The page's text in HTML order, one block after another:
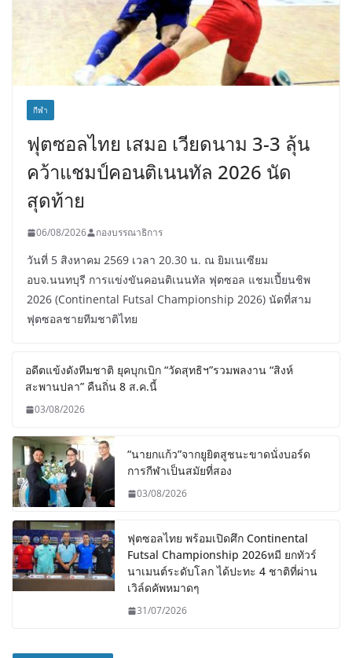
กีฬา
ฟุตซอลไทย เสมอ เวียดนาม 3-3 ลุ้น
คว้าแชมป์คอนติเนนทัล 2026 นัด
สุดท้าย
06/08/2026 กองบรรณาธิการ
วันที่ 5 สิงหาคม 2569 เวลา 20.30 น. ณ ยิมเนเซียม
อบจ.นนทบุรี การแข่งขันคอนติเนนทัล ฟุตซอล แชมเปี้ยนชิพ
2026 (Continental Futsal Championship 2026) นัดที่สาม
ฟุตซอลชายทีมชาติไทย
อดีตแข้งดังทีมชาติ ยุคบุกเบิก “วัดสุทธิฯ”รวมพลงาน “สิงห์
สะพานปลา” คืนถิ่น 8 ส.ค.นี้
03/08/2026
“นายกแก้ว”จากยูยิตสูชนะขาดนั่งบอร์ด
การกีฬาเป็นสมัยที่สอง
03/08/2026
ฟุตซอลไทย พร้อมเปิดศึก Continental
Futsal Championship 2026หมี ยกทัวร์
นาเมนต์ระดับโลก ได้ปะทะ 4 ชาติที่ผ่าน
เวิล์ดคัพหมาดๆ
31/07/2026